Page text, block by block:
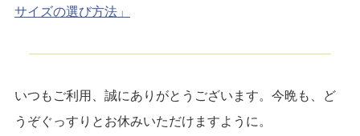
サイズの選び方法」
いつもご利用、誠にありがとうございます。今晩も、ど
うぞぐっすりとお休みいただけますように。